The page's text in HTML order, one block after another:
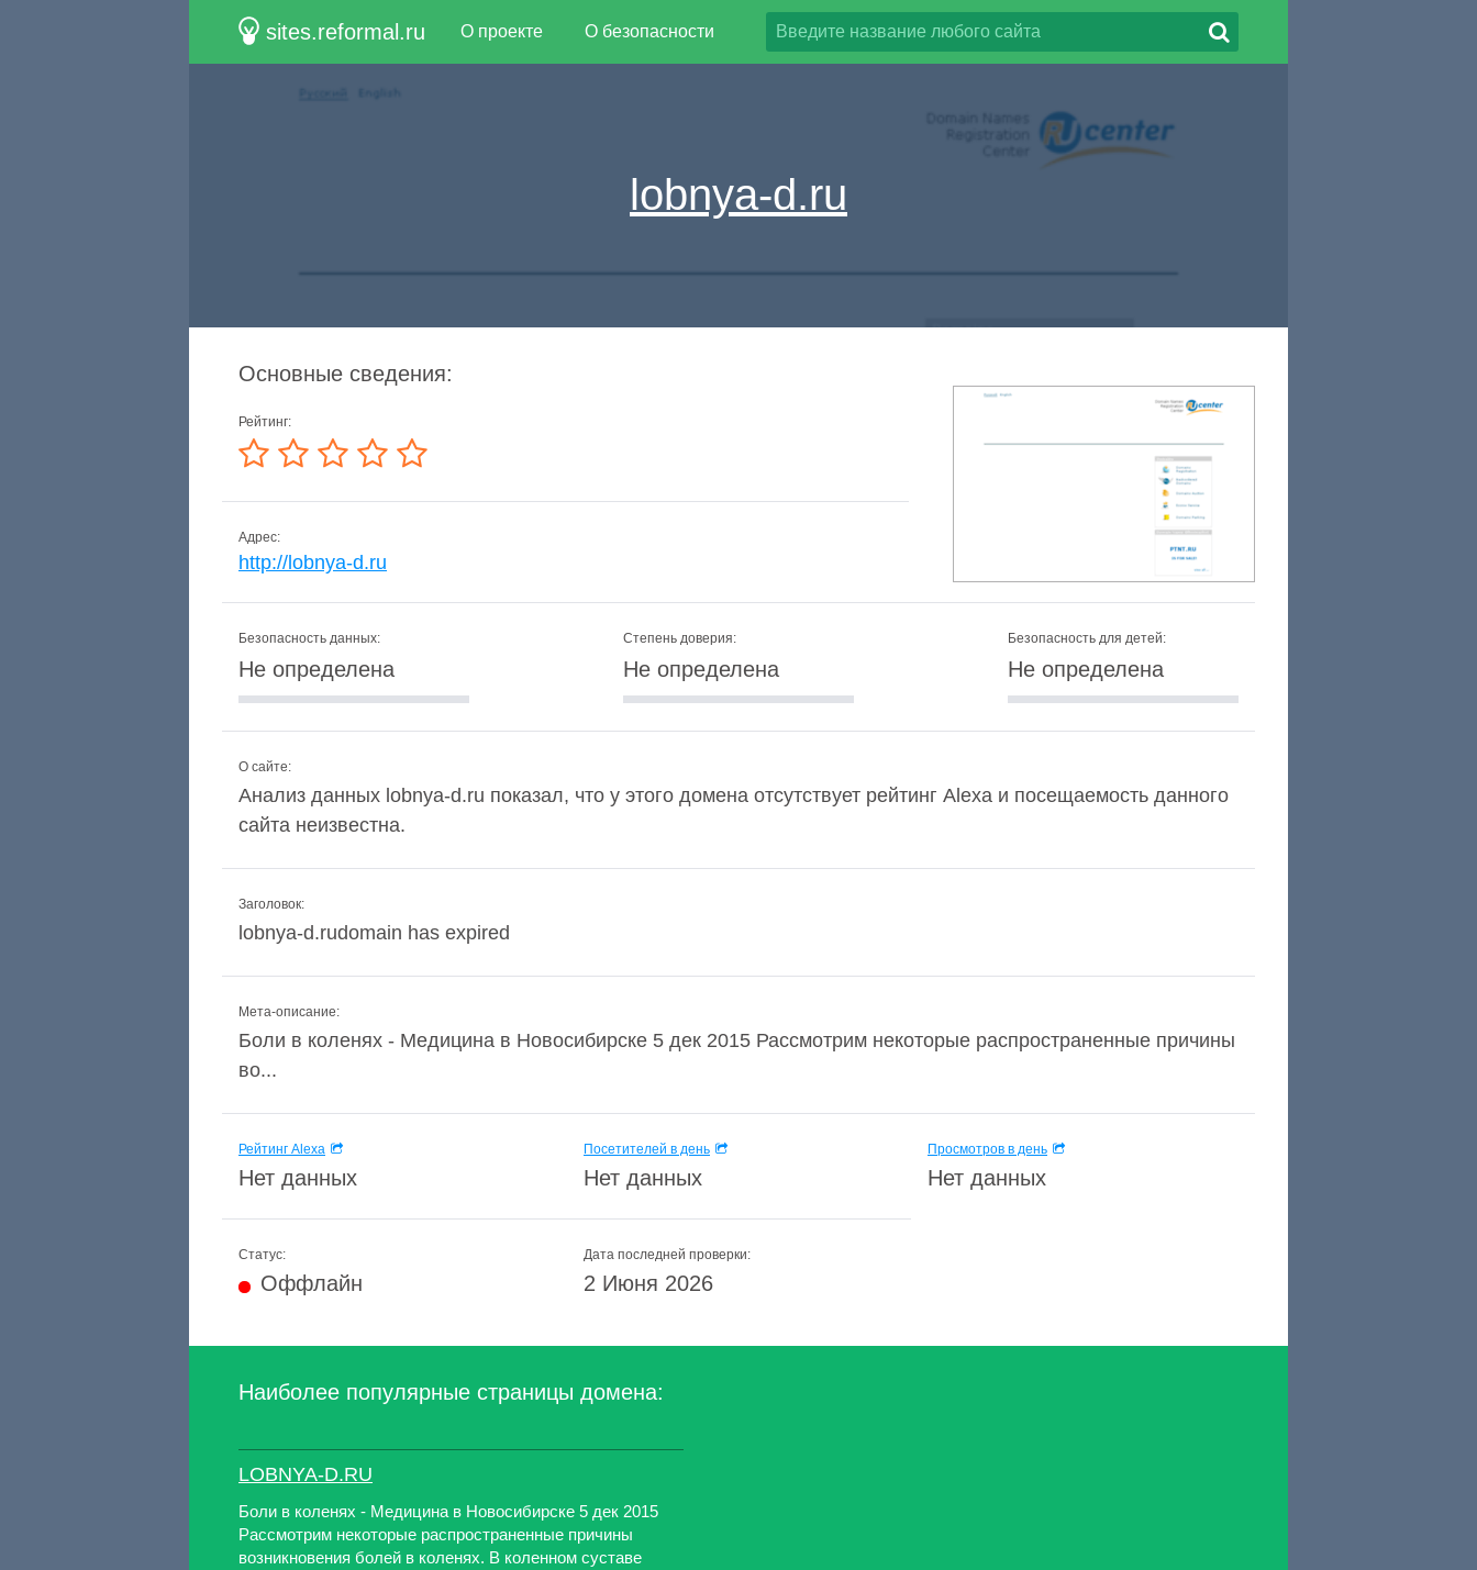
sites.reformal.ru О проекте О безопасности
lobnya-d.ru
Основные сведения:
Рейтинг:
Адрес:
http://lobnya-d.ru
Безопасность данных:
Не определена
Степень доверия:
Не определена
Безопасность для детей:
Не определена
О сайте:
Анализ данных lobnya-d.ru показал, что у этого домена отсутствует рейтинг Alexa и посещаемость данного
сайта неизвестна.
Заголовок:
lobnya-d.rudomain has expired
Мета-описание:
Боли в коленях - Медицина в Новосибирске 5 дек 2015 Рассмотрим некоторые распространенные причины
во...
Рейтинг Alexa
Нет данных
Посетителей в день
Нет данных
Просмотров в день
Нет данных
Статус:
Оффлайн
Дата последней проверки:
2 Июня 2026
Наиболее популярные страницы домена:
LOBNYA-D.RU
Боли в коленях - Медицина в Новосибирске 5 дек 2015
Рассмотрим некоторые распространенные причины
возникновения болей в коленях. В коленном суставе